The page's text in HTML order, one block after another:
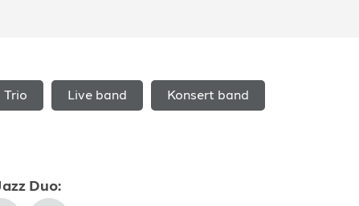
Trio Live band Konsert band
Duo: